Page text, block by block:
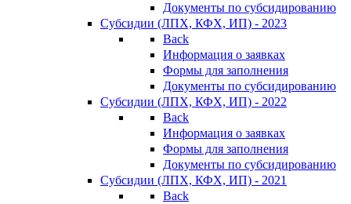
Документы по субсидированию
Субсидии (ЛПХ, КФХ, ИП) - 2023
Back
Информация о заявках
Формы для заполнения
Документы по субсидированию
Субсидии (ЛПХ, КФХ, ИП) - 2022
Back
Информация о заявках
Формы для заполнения
Документы по субсидированию
Субсидии (ЛПХ, КФХ, ИП) - 2021
Back